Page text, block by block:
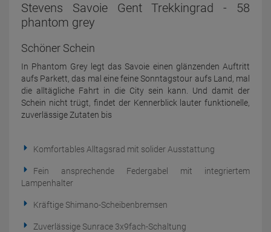
Stevens Savoie Gent Trekkingrad - 58
phantom grey
Schöner Schein
In Phantom Grey legt das Savoie einen glänzenden Auftritt
aufs Parkett, das mal eine feine Sonntagstour aufs Land, mal
die alltägliche Fahrt in die City sein kann. Und damit der
Schein nicht trügt, findet der Kennerblick lauter funktionelle,
zuverlässige Zutaten bis
Komfortables Alltagsrad mit solider Ausstattung
Fein ansprechende Federgabel mit integriertem
Lampenhalter
Kräftige Shimano-Scheibenbremsen
Zuverlässige Sunrace 3x9fach-Schaltung